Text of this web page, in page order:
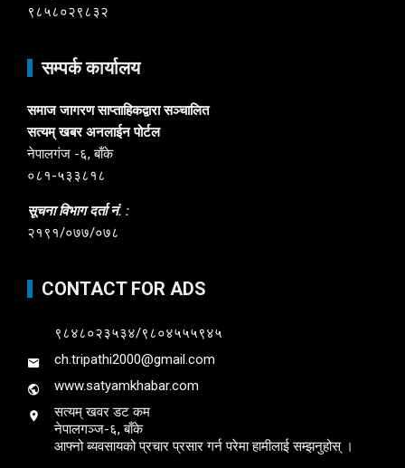
९८५८०२९८३२
सम्पर्क कार्यालय
समाज जागरण साप्ताहिकद्वारा सञ्चालित
सत्यम् खबर अनलाईन पोर्टल
नेपालगंज -६, बाँके
०८१-५३३८१८
सूचना विभाग दर्ता नं. :
२१९१/०७७/०७८
CONTACT FOR ADS
९८४८०२३५३४/९८०४५५५९४५
ch.tripathi2000@gmail.com
www.satyamkhabar.com
सत्यम् खवर डट कम
नेपालगञ्ज-६, बाँके
आफ्नो ब्यवसायको प्रचार प्रसार गर्न परेमा हामीलाई सम्झनुहोस् ।